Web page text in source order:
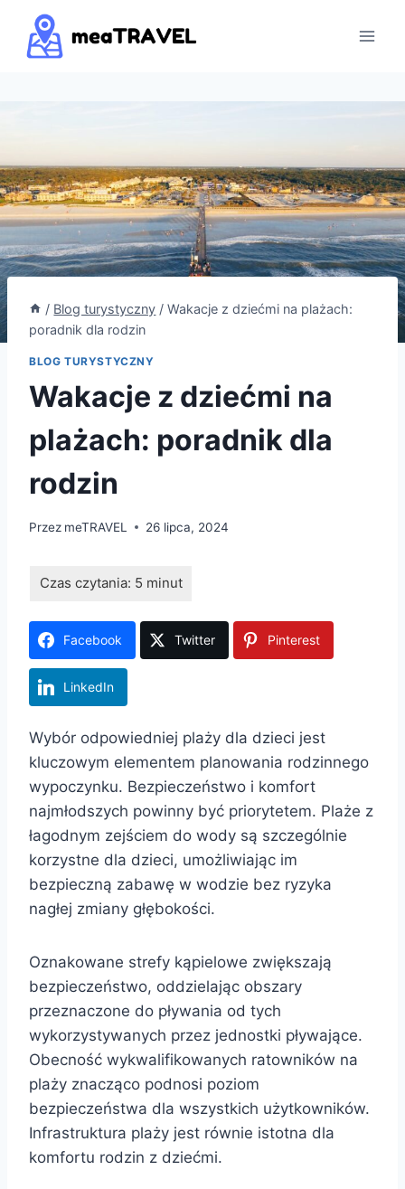
Przejdź
treści
/ Blog turystyczny / Wakacje z dziećmi na plażach:
poradnik dla rodzin
BLOG TURYSTYCZNY
Wakacje z dziećmi na
plażach: poradnik dla
rodzin
Przez meTRAVEL 26 lipca, 2024
Facebook Twitter Pinterest
LinkedIn
Wybór odpowiedniej plaży dla dzieci jest
kluczowym elementem planowania rodzinnego
wypoczynku. Bezpieczeństwo i komfort
najmłodszych powinny być priorytetem. Plaże z
łagodnym zejściem do wody są szczególnie
korzystne dla dzieci, umożliwiając im
bezpieczną zabawę w wodzie bez ryzyka
nagłej zmiany głębokości.
Oznakowane strefy kąpielowe zwiększają
bezpieczeństwo, oddzielając obszary
przeznaczone do pływania od tych
wykorzystywanych przez jednostki pływające.
Obecność wykwalifikowanych ratowników na
plaży znacząco podnosi poziom
bezpieczeństwa dla wszystkich użytkowników.
Infrastruktura plaży jest równie istotna dla
komfortu rodzin z dziećmi.